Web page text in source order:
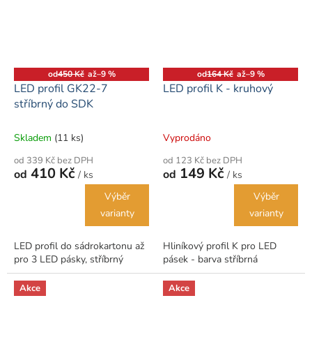
od450 Kč až–9 %
LED profil GK22-7
stříbrný do SDK
Skladem (11 ks)
od 339 Kč bez DPH
od 410 Kč / ks
Výběr
varianty
LED profil do sádrokartonu až
pro 3 LED pásky, stříbrný
od164 Kč až–9 %
LED profil K - kruhový
Vyprodáno
od 123 Kč bez DPH
od 149 Kč / ks
Výběr
varianty
Hliníkový profil K pro LED
pásek - barva stříbrná
Akce Akce